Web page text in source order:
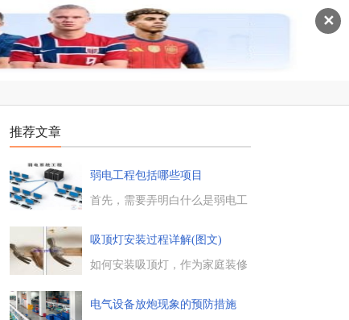
✕
推荐文章
弱电工程包括哪些项目
首先，需要弄明白什么是弱电工
项目有哪些，弱电和强电从原理
作用上很容易区分，一般强电用
于动力能源，弱电用于信号通
吸顶灯安装过程详解(图文)
如何安装吸顶灯，作为家庭装修
装，考验一个电工的实操水平，
关于吸顶灯的安装步骤，需要的
电气设备放炮现象的预防措施